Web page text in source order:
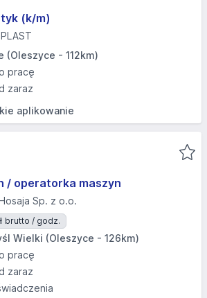
(k/m)
(Oleszyce - 112km)
pracę
zaraz
aplikowanie
/ operatorka maszyn
Sp. z o.o.
brutto / godz.
Wielki (Oleszyce - 126km)
pracę
zaraz